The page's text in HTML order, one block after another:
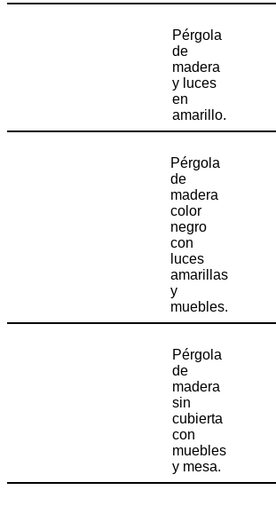
Pérgola
de
madera
y luces
en
amarillo.
Pérgola
de
madera
color
negro
con
luces
amarillas
y
muebles.
Pérgola
de
madera
sin
cubierta
con
muebles
y mesa.